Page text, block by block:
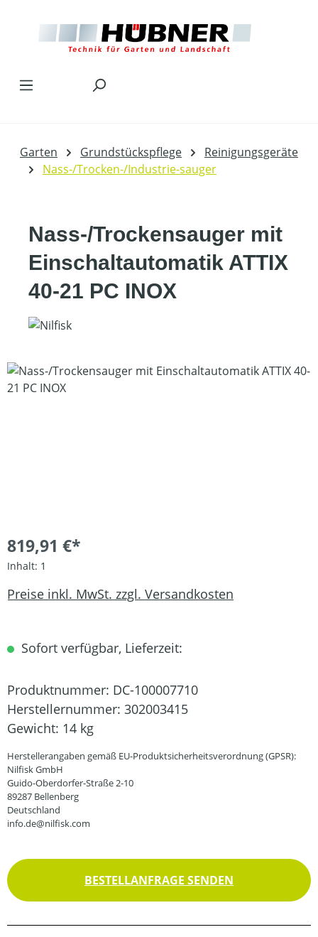
Garten Grundstückspflege
Reinigungsgeräte
Nass-/Trocken-/Industrie-sauger
Nass-/Trockensauger mit
Einschaltautomatik ATTIX
40-21 PC INOX
Bildergalerie überspringen
819,91 €*
Inhalt: 1
Preise inkl. MwSt. zzgl. Versandkosten
Sofort verfügbar, Lieferzeit:
Produktnummer: DC-100007710
Herstellernummer: 302003415
Gewicht: 14 kg
Herstellerangaben gemäß EU-Produktsicherheitsverordnung (GPSR):
Nilfisk GmbH
Guido-Oberdorfer-Straße 2-10
89287 Bellenberg
Deutschland
info.de@nilfisk.com
BESTELLANFRAGE SENDEN